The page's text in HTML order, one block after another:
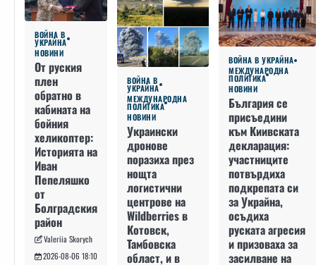
ВОЙНА В
УКРАЙНА
НОВИНИ
От руския
плен
обратно в
кабината на
бойния
хеликоптер:
Историята на
Иван
Пепеляшко
от
Болградския
район
Valeriia Skorych
2026-08-06 18:10
ВОЙНА В
УКРАЙНА
МЕЖДУНАРОДНА
ПОЛИТИКА
НОВИНИ
Украински
дронове
поразиха през
нощта
логистични
центрове на
Wildberries в
Котовск,
Тамбовска
област, и в
ВОЙНА В УКРАЙНА
МЕЖДУНАРОДНА
ПОЛИТИКА
НОВИНИ
България се
присъедини
към Киивската
декларация:
участниците
потвърдиха
подкрепата си
за Украйна,
осъдиха
руската агресия
и призоваха за
засилване на